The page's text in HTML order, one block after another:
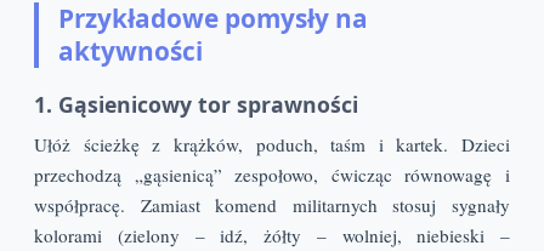
Przykładowe pomysły na
aktywności
1. Gąsienicowy tor sprawności
Ułóż ścieżkę z krążków, poduch, taśm i kartek. Dzieci
przechodzą „gąsienicą” zespołowo, ćwicząc równowagę i
współpracę. Zamiast komend militarnych stosuj sygnały
kolorami (zielony – idź, żółty – wolniej, niebieski –